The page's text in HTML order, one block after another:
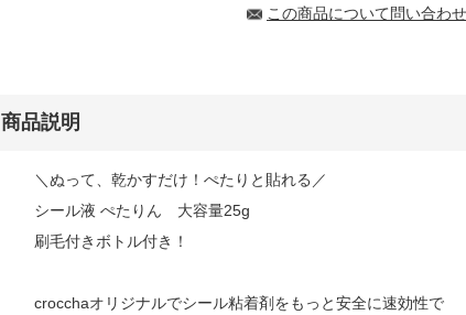
この商品について問い合わ
商品説明
＼ぬって、乾かすだけ！ぺたりと貼れる／
シール液 ぺたりん 大容量25g
刷毛付きボトル付き！
crocchaオリジナルでシール粘着剤をもっと安全に速効性で